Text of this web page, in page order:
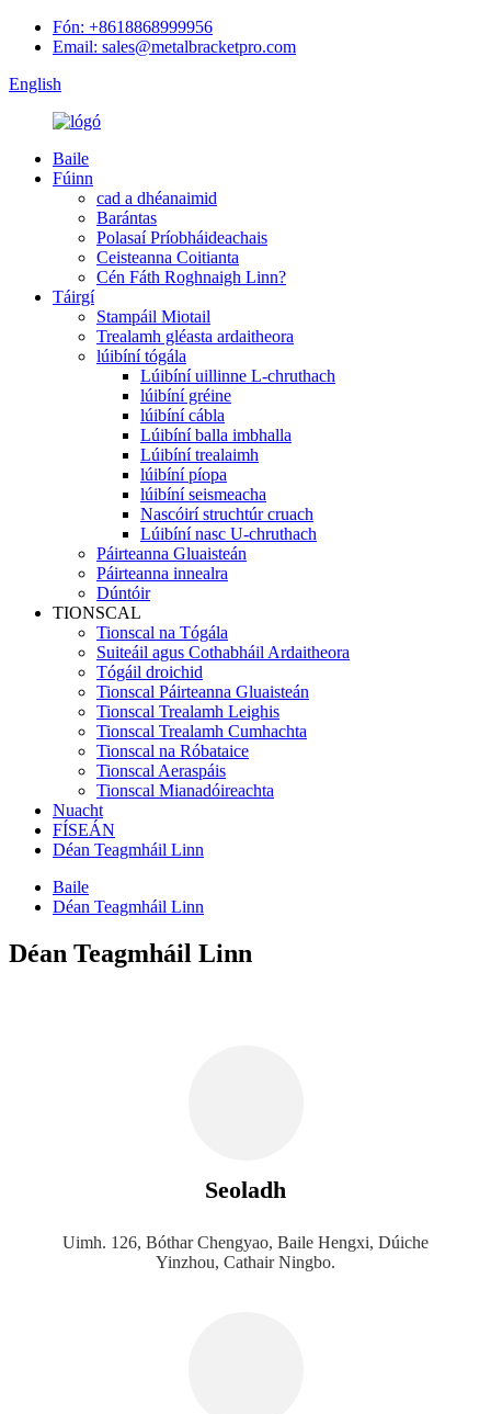
Fón: +8618868999956
Email: sales@metalbracketpro.com
English
Baile
Fúinn
cad a dhéanaimid
Barántas
Polasaí Príobháideachais
Ceisteanna Coitianta
Cén Fáth Roghnaigh Linn?
Táirgí
Stampáil Miotail
Trealamh gléasta ardaitheora
lúibíní tógála
Lúibíní uillinne L-chruthach
lúibíní gréine
lúibíní cábla
Lúibíní balla imbhalla
Lúibíní trealaimh
lúibíní píopa
lúibíní seismeacha
Nascóirí struchtúr cruach
Lúibíní nasc U-chruthach
Páirteanna Gluaisteán
Páirteanna innealra
Dúntóir
TIONSCAL
Tionscal na Tógála
Suiteáil agus Cothabháil Ardaitheora
Tógáil droichid
Tionscal Páirteanna Gluaisteán
Tionscal Trealamh Leighis
Tionscal Trealamh Cumhachta
Tionscal na Róbataice
Tionscal Aeraspáis
Tionscal Mianadóireachta
Nuacht
FÍSEÁN
Déan Teagmháil Linn
Baile
Déan Teagmháil Linn
Déan Teagmháil Linn
Seoladh
Uimh. 126, Bóthar Chengyao, Baile Hengxi, Dúiche
Yinzhou, Cathair Ningbo.